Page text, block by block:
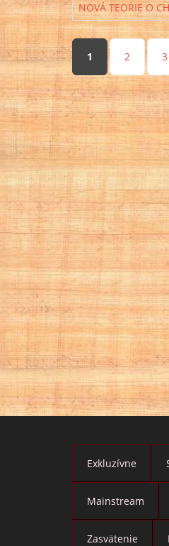
NOVÁ TEORIE O
Stránky
1 2 3
Exkluzívne
Mainstream
Zasvätenie